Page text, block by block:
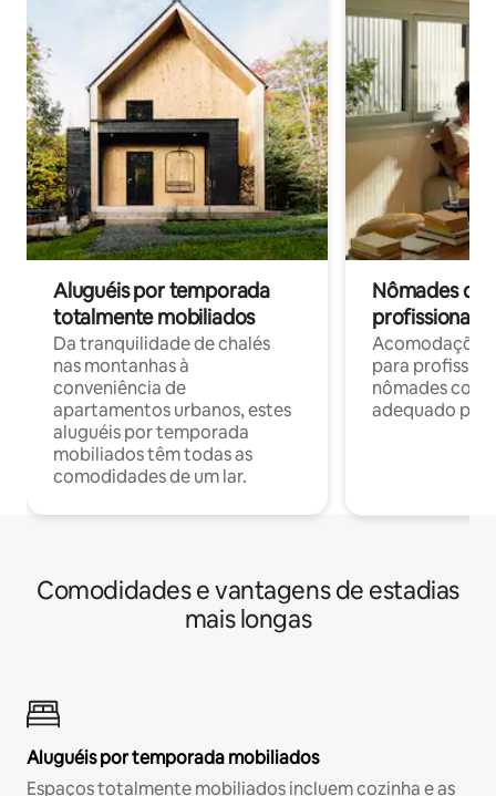
Aluguéis por temporada
totalmente mobiliados
Da tranquilidade de chalés
nas montanhas à
conveniência de
apartamentos urbanos, estes
aluguéis por temporada
mobiliados têm todas as
comodidades de um lar.
Nômades
profissionais
para
nômades com
adequado
Comodidades e vantagens de estadias
mais longas
Aluguéis por temporada mobiliados
Espaços totalmente mobiliados incluem cozinha e as